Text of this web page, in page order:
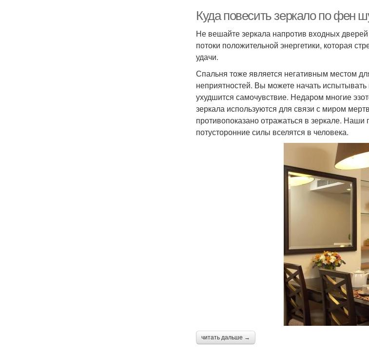
Куда повесить зеркало по фен
Не вешайте зеркала напротив входных
потоки положительной энергетики, которая
удачи.
Спальня тоже является негативным местом
неприятностей. Вы можете начать
ухудшится самочувствие. Недаром многие
зеркала используются для связи с миром
противопоказано отражаться в зеркале.
потусторонние силы вселятся в человека.
читать дальше →